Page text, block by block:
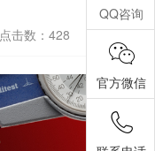
点击数： 428
QQ咨询
官方微信